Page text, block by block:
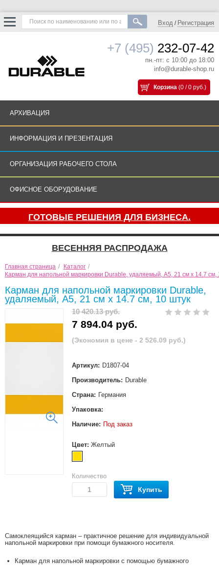
Вход / Регистрация
+7 (495) 232-07-42
пн.-пт: с 10:00 до 18:00
info@durable-shop.ru
Корзина (0 / 0 руб.)
АРХИВАЦИЯ
ИНФОРМАЦИЯ И ПРЕЗЕНТАЦИЯ
ОРГАНИЗАЦИЯ РАБОЧЕГО СТОЛА
ОФИСНОЕ ОБОРУДОВАНИЕ
ГОТОВЫЕ РЕШЕНИЯ ДЛЯ БИЗНЕСА.
ВЕСЕННЯЯ РАСПРОДАЖА
Главная страница / Каталог /
Карман для напольной маркировки Durable, удаляемый, А5, 21 см х 14.7 см,
Карман для напольной маркировки Durable,
удаляемый, А5, 21 см х 14.7 см, 10 штук
10 420.13 руб.
7 894.04 руб.
(Экономия в цене - 2 526.09 руб.)
Артикул: D1807-04
Производитель: Durable
Страна: Германия
Упаковка:
Наличие: Под заказ
Цвет: Желтый
Количество
Купить
Самоклеящийся карман – практичное решение для индивидуальной
напольной маркировки при помощи бумажного носителя.
Карман для напольной маркировки с помощью бумажного